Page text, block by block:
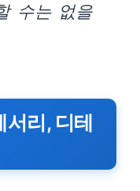
수는 없을
리, 디테